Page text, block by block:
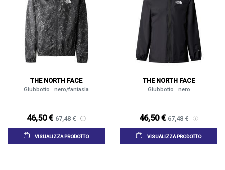
THE NORTH FACE
Giubbotto . nero/fantasia
46,50 € 67,48 €
VISUALIZZA PRODOTTO
THE NORTH FACE
Giubbotto . nero
46,50 € 67,48 €
VISUALIZZA PRODOTTO